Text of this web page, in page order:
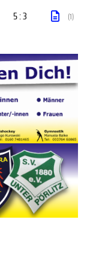
5 : 3 (1)